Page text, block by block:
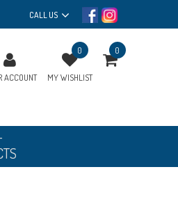
CALL US
ACCOUNT
0
MY WISHLIST
0